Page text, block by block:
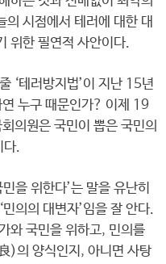
시점에서 테러에 대한 대
위한 필연적 사안이다.
‘테러방지법’이 지난 15년
누구 때문인가? 이제 19
의원은 국민이 뽑은 국민의
다.
을 위한다’는 말을 유난히
의의 대변자’임을 잘 안다.
와 국민을 위하고, 민의를
)의 양식인지, 아니면 사탕